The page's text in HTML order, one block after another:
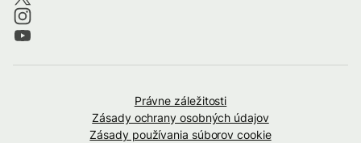
Právne záležitosti
Zásady ochrany osobných údajov
Zásady používania súborov cookie